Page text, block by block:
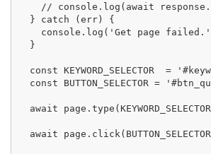
// console.log(await
  } catch (err) {
console.log('Get page
  }
const KEYWORD_SELECTOR  =
const BUTTON_SELECTOR =
await
await